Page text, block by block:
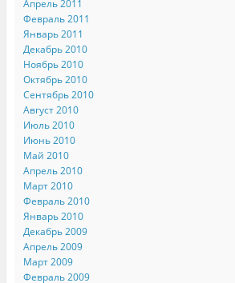
Апрель 2011
Февраль 2011
Январь 2011
Декабрь 2010
Ноябрь 2010
Октябрь 2010
Сентябрь 2010
Август 2010
Июль 2010
Июнь 2010
Май 2010
Апрель 2010
Март 2010
Февраль 2010
Январь 2010
Декабрь 2009
Апрель 2009
Март 2009
Февраль 2009